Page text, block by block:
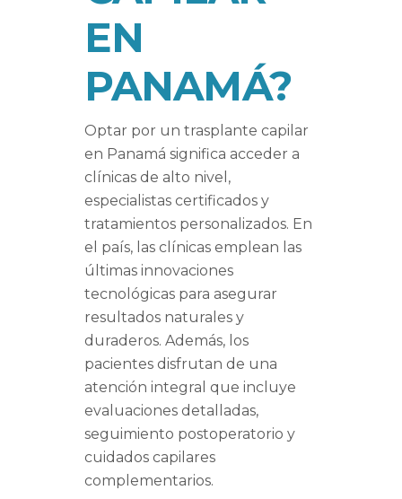
EN
PANAMÁ?
Optar por un trasplante capilar
en Panamá significa acceder a
clínicas de alto nivel,
especialistas certificados y
tratamientos personalizados. En
el país, las clínicas emplean las
últimas innovaciones
tecnológicas para asegurar
resultados naturales y
duraderos. Además, los
pacientes disfrutan de una
atención integral que incluye
evaluaciones detalladas,
seguimiento postoperatorio y
cuidados capilares
complementarios.